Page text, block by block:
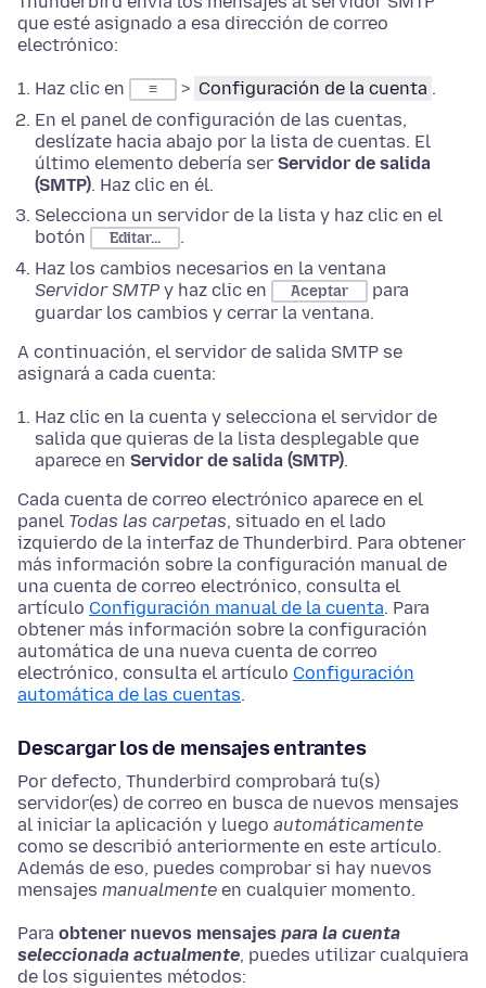
que esté asignado a esa dirección de correo
electrónico:
Haz clic en ≡ > Configuración de la cuenta .
En el panel de configuración de las cuentas,
deslízate hacia abajo por la lista de cuentas. El
último elemento debería ser Servidor de salida
(SMTP). Haz clic en él.
Selecciona un servidor de la lista y haz clic en el
botón
Editar...
.
Haz los cambios necesarios en la ventana
Servidor SMTP y haz clic en Aceptar
para
guardar los cambios y cerrar la ventana.
A continuación, el servidor de salida SMTP se
asignará a cada cuenta:
Haz clic en la cuenta y selecciona el servidor de
salida que quieras de la lista desplegable que
aparece en Servidor de salida (SMTP).
Cada cuenta de correo electrónico aparece en el
panel Todas las carpetas, situado en el lado
izquierdo de la interfaz de Thunderbird. Para obtener
más información sobre la configuración manual de
una cuenta de correo electrónico, consulta el
artículo Configuración manual de la cuenta. Para
obtener más información sobre la configuración
automática de una nueva cuenta de correo
electrónico, consulta el artículo Configuración
automática de las cuentas.
Descargar los de mensajes entrantes
Por defecto, Thunderbird comprobará tu(s)
servidor(es) de correo en busca de nuevos mensajes
al iniciar la aplicación y luego automáticamente
como se describió anteriormente en este artículo.
Además de eso, puedes comprobar si hay nuevos
mensajes manualmente en cualquier momento.
Para obtener nuevos mensajes para la cuenta
seleccionada actualmente, puedes utilizar cualquiera
de los siguientes métodos: